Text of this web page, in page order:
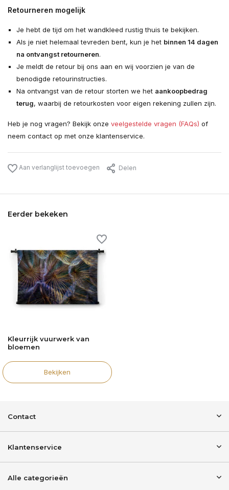
Retourneren mogelijk
Je hebt de tijd om het wandkleed rustig thuis te bekijken.
Als je niet helemaal tevreden bent, kun je het binnen 14 dagen
na ontvangst retourneren.
Je meldt de retour bij ons aan en wij voorzien je van de
benodigde retourinstructies.
Na ontvangst van de retour storten we het aankoopbedrag
terug, waarbij de retourkosten voor eigen rekening zullen zijn.
Heb je nog vragen? Bekijk onze veelgestelde vragen (FAQs) of
neem contact op met onze klantenservice.
Aan verlanglijst toevoegen Delen
Eerder bekeken
Kleurrijk vuurwerk van
bloemen
Bekijken
Contact
Klantenservice
Alle categorieën